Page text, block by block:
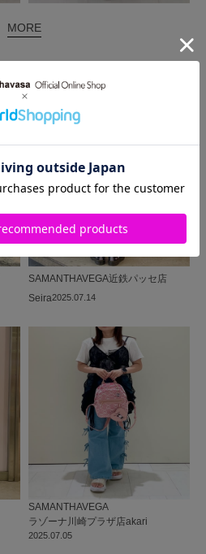
MORE
2025.07.14
SAMANTHAVEGA近鉄パッセ店
Seira
2025.07.05
SAMANTHAVEGA
ラゾーナ川崎プラザ店akari